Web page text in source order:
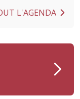
L'AGENDA